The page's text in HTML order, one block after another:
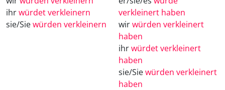
ihrwürdet verkleinern
sie/Siewürden verkleinern
verkleinert haben
wirwürden verkleinert
haben
ihrwürdet verkleinert
haben
sie/Siewürden verkleinert
haben